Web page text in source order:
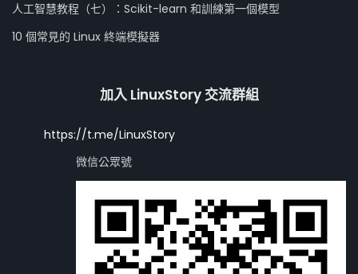
人工智慧教程（七）：Scikit-learn 和訓練第一個模型
10 個常見的 Linux 終端模擬器
加入 LinuxStory 交流群組
https://t.me/LinuxStory
微信公眾號